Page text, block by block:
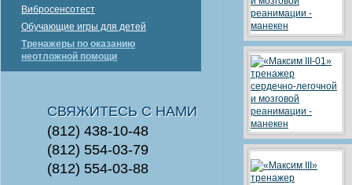
Вибросенсотест
Обучающие игры для детей
Тренажеры по оказанию
неотложной помощи
СВЯЖИТЕСЬ С НАМИ
(812) 438-10-48
(812) 554-03-79
(812) 554-03-88